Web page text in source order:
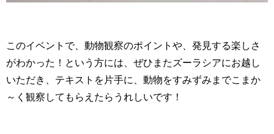
このイベントで、動物観察のポイントや、発見する楽しさ
がわかった！という方には、ぜひまたズーラシアにお越し
いただき、テキストを片手に、動物をすみずみまでこまか
～く観察してもらえたらうれしいです！